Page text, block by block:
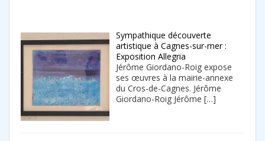
Sympathique découverte
artistique à Cagnes-sur-mer :
Exposition Allegria
Jérôme Giordano-Roig expose
ses œuvres à la mairie-annexe
du Cros-de-Cagnes. Jérôme
Giordano-Roig Jérôme […]